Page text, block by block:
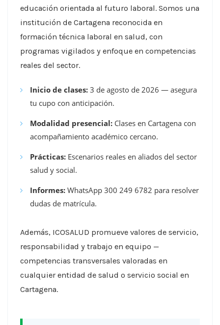
educación orientada al futuro laboral. Somos una
institución de Cartagena reconocida en
formación técnica laboral en salud, con
programas vigilados y enfoque en competencias
reales del sector.
Inicio de clases: 3 de agosto de 2026 — asegura
tu cupo con anticipación.
Modalidad presencial: Clases en Cartagena con
acompañamiento académico cercano.
Prácticas: Escenarios reales en aliados del sector
salud y social.
Informes: WhatsApp 300 249 6782 para resolver
dudas de matrícula.
Además, ICOSALUD promueve valores de servicio,
responsabilidad y trabajo en equipo —
competencias transversales valoradas en
cualquier entidad de salud o servicio social en
Cartagena.